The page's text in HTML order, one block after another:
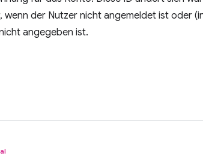
wenn der Nutzer nicht angemeldet ist oder
angegeben ist.